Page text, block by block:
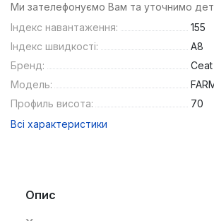
Ми зателефонуємо Вам та уточнимо
Індекс навантаження:
155
Індекс швидкості:
A8
Бренд:
Ceat
Модель:
Профиль висота:
70
Всі характеристики
Опис